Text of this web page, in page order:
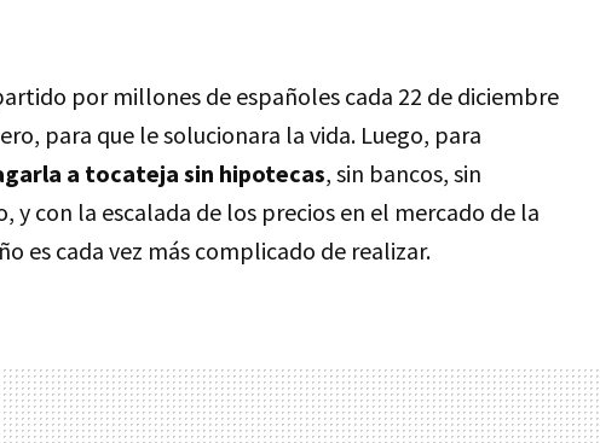
por millones de españoles cada 22 de diciembre
para que le solucionara la vida. Luego, para
a tocateja sin hipotecas, sin bancos, sin
y con la escalada de los precios en el mercado de la
es cada vez más complicado de realizar.